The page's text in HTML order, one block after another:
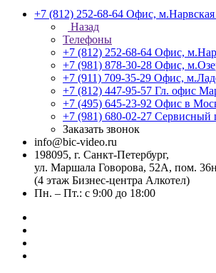
+7 (812) 252-68-64 Офис, м.Нарвская
Назад
Телефоны
+7 (812) 252-68-64 Офис,
+7 (981) 878-30-28 Офис,
+7 (911) 709-35-29 Офис,
+7 (812) 447-95-57 Гл. офис
+7 (495) 645-23-92 Офис в
+7 (981) 680-02-27 Сервисный
Заказать звонок
info@bic-video.ru
198095, г. Санкт-Петербург,
ул. Маршала Говорова, 52А, пом. 36н
(4 этаж Бизнес-центра Алкотел)
Пн. – Пт.: с 9:00 до 18:00